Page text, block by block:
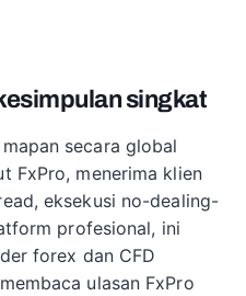
singkat
secara global
FxPro, menerima klien
eksekusi no-dealing-
profesional, ini
forex dan CFD
ulasan FxPro